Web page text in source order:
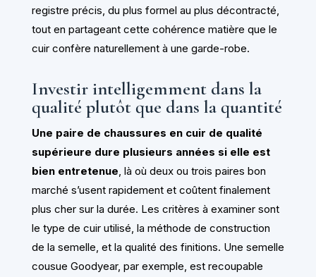
registre précis, du plus formel au plus décontracté,
tout en partageant cette cohérence matière que le
cuir confère naturellement à une garde-robe.
Investir intelligemment dans la
qualité plutôt que dans la quantité
Une paire de chaussures en cuir de qualité
supérieure dure plusieurs années si elle est
bien entretenue, là où deux ou trois paires bon
marché s’usent rapidement et coûtent finalement
plus cher sur la durée. Les critères à examiner sont
le type de cuir utilisé, la méthode de construction
de la semelle, et la qualité des finitions. Une semelle
cousue Goodyear, par exemple, est recoupable